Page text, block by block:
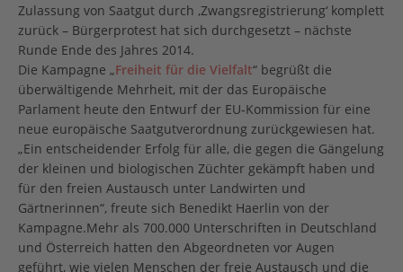
Zulassung von Saatgut durch ‚Zwangsregistrierung‘ komplett
zurück – Bürgerprotest hat sich durchgesetzt – nächste
Runde Ende des Jahres 2014.
Die Kampagne „Freiheit für die Vielfalt“ begrüßt die
überwältigende Mehrheit, mit der das Europäische
Parlament heute den Entwurf der EU‐Kommission für eine
neue europäische Saatgutverordnung zurückgewiesen hat.
„Ein entscheidender Erfolg für alle, die gegen die Gängelung
der kleinen und biologischen Züchter gekämpft haben und
für den freien Austausch unter Landwirten und
Gärtnerinnen“, freute sich Benedikt Haerlin von der
Kampagne.Mehr als 700.000 Unterschriften in Deutschland
und Österreich hatten den Abgeordneten vor Augen
geführt, wie vielen Menschen der freie Austausch und die